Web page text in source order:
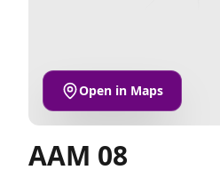
Open in Maps
AAM 08